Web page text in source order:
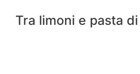
Tra limoni e pasta